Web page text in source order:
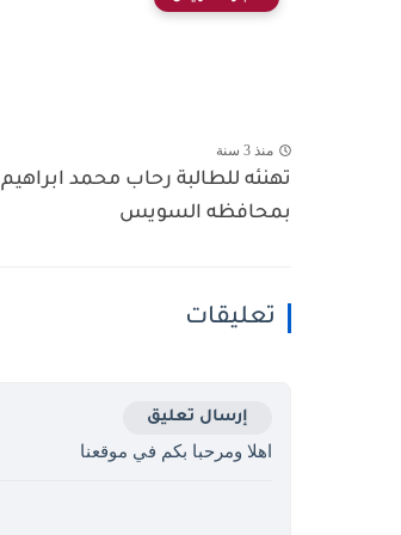
منذ 3 سنة
تهنئه للطالبة رحاب محمد ابراهيم
بمحافظه السويس
تعليقات
إرسال تعليق
اهلا ومرحبا بكم في موقعنا